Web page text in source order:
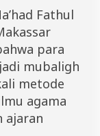
Fathul
para
mubaligh
metode
agama
ajaran